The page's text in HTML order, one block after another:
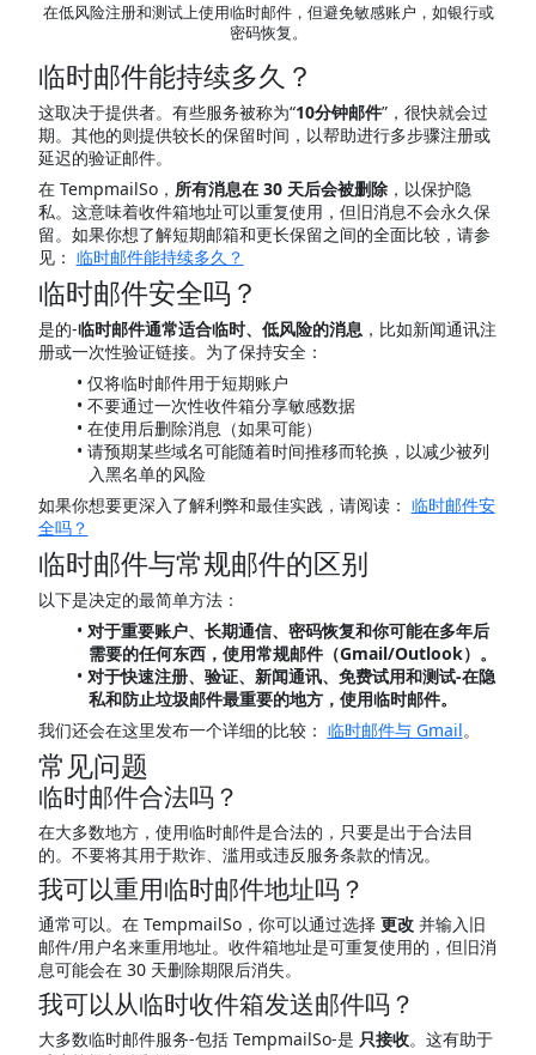
在低风险注册和测试上使用临时邮件，但避免敏感账户，如银行或
密码恢复。
临时邮件能持续多久？
这取决于提供者。有些服务被称为“10分钟邮件”，很快就会过
期。其他的则提供较长的保留时间，以帮助进行多步骤注册或
延迟的验证邮件。
在 TempmailSo， 所有消息在 30 天后会被删除，以保护隐
私。这意味着收件箱地址可以重复使用，但旧消息不会永久保
留。如果你想了解短期邮箱和更长保留之间的全面比较，请参
见： 临时邮件能持续多久？
临时邮件安全吗？
是的-临时邮件通常适合临时、低风险的消息 ，比如新闻通讯注
册或一次性验证链接。为了保持安全：
仅将临时邮件用于短期账户
不要通过一次性收件箱分享敏感数据
在使用后删除消息（如果可能）
请预期某些域名可能随着时间推移而轮换，以减少被列
入黑名单的风险
如果你想要更深入了解利弊和最佳实践，请阅读： 临时邮件安
全吗？
临时邮件与常规邮件的区别
以下是决定的最简单方法：
对于重要账户、长期通信、密码恢复和你可能在多年后
需要的任何东西，使用常规邮件（Gmail/Outlook）。
对于快速注册、验证、新闻通讯、免费试用和测试-在隐
私和防止垃圾邮件最重要的地方，使用临时邮件。
我们还会在这里发布一个详细的比较： 临时邮件与 Gmail。
常见问题
临时邮件合法吗？
在大多数地方，使用临时邮件是合法的，只要是出于合法目
的。不要将其用于欺诈、滥用或违反服务条款的情况。
我可以重用临时邮件地址吗？
通常可以。在 TempmailSo，你可以通过选择 更改并输入旧
邮件/用户名来重用地址。收件箱地址是可重复使用的，但旧消
息可能会在 30 天删除期限后消失。
我可以从临时收件箱发送邮件吗？
大多数临时邮件服务-包括 TempmailSo-是 只接收。这有助于